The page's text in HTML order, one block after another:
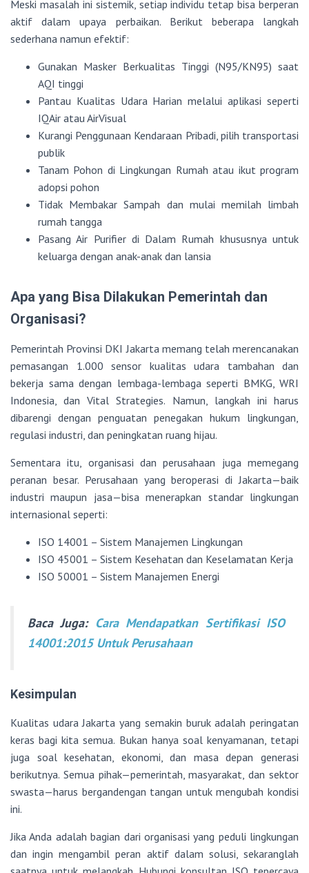
Meski masalah ini sistemik, setiap individu tetap bisa berperan
aktif dalam upaya perbaikan. Berikut beberapa langkah
sederhana namun efektif:
Gunakan Masker Berkualitas Tinggi (N95/KN95) saat
AQI tinggi
Pantau Kualitas Udara Harian melalui aplikasi seperti
IQAir atau AirVisual
Kurangi Penggunaan Kendaraan Pribadi, pilih transportasi
publik
Tanam Pohon di Lingkungan Rumah atau ikut program
adopsi pohon
Tidak Membakar Sampah dan mulai memilah limbah
rumah tangga
Pasang Air Purifier di Dalam Rumah khususnya untuk
keluarga dengan anak-anak dan lansia
Apa yang Bisa Dilakukan Pemerintah dan
Organisasi?
Pemerintah Provinsi DKI Jakarta memang telah merencanakan
pemasangan 1.000 sensor kualitas udara tambahan dan
bekerja sama dengan lembaga-lembaga seperti BMKG, WRI
Indonesia, dan Vital Strategies. Namun, langkah ini harus
dibarengi dengan penguatan penegakan hukum lingkungan,
regulasi industri, dan peningkatan ruang hijau.
Sementara itu, organisasi dan perusahaan juga memegang
peranan besar. Perusahaan yang beroperasi di Jakarta—baik
industri maupun jasa—bisa menerapkan standar lingkungan
internasional seperti:
ISO 14001 – Sistem Manajemen Lingkungan
ISO 45001 – Sistem Kesehatan dan Keselamatan Kerja
ISO 50001 – Sistem Manajemen Energi
Baca Juga: Cara Mendapatkan Sertifikasi ISO
14001:2015 Untuk Perusahaan
Kesimpulan
Kualitas udara Jakarta yang semakin buruk adalah peringatan
keras bagi kita semua. Bukan hanya soal kenyamanan, tetapi
juga soal kesehatan, ekonomi, dan masa depan generasi
berikutnya. Semua pihak—pemerintah, masyarakat, dan sektor
swasta—harus bergandengan tangan untuk mengubah kondisi
ini.
Jika Anda adalah bagian dari organisasi yang peduli lingkungan
dan ingin mengambil peran aktif dalam solusi, sekaranglah